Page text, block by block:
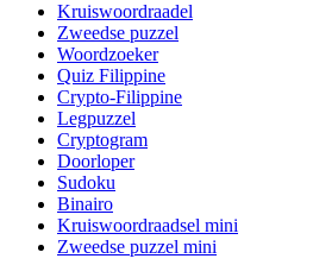
Kruiswoordraadel
Zweedse puzzel
Woordzoeker
Quiz Filippine
Crypto-Filippine
Legpuzzel
Cryptogram
Doorloper
Sudoku
Binairo
Kruiswoordraadsel mini
Zweedse puzzel mini